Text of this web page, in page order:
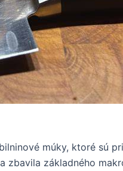
múky, ktoré sú
zbavila základného